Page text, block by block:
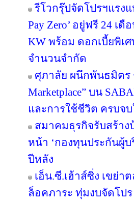
รีโวกรุ๊ปจัดโปรฯแรง
Pay Zero’ อยู่ฟรี 24 เ
KW พร้อม ดอกเบี้ยพิเ
จำนวนจำกัด
ศุภาลัย ผนึกพันธมิตร
Marketplace” บน
และการใช้ชีวิต ครบจ
สมาคมธุรกิจรับสร้าง
หน้า ‘กองทุนประกันผู้
ปีหลัง
เอ็น.ซี.เฮ้าส์ซิ่ง เขย่
ล็อคภาระ ทุ่มงบจัดโป